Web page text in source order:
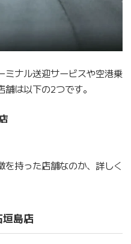
ミナル送迎サービスや空港乗
は以下の2つです。
持った店舗なのか、詳しく
島店